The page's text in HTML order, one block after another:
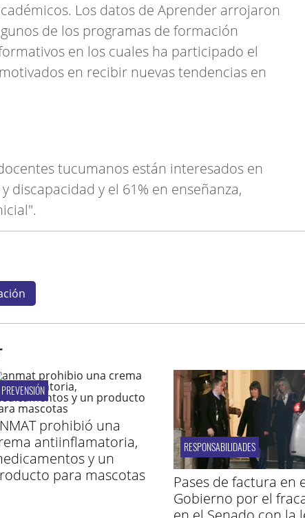
Los datos de Aprender arrojaron
de los programas de formación
en los cuales ha participado el
en recibir nuevas tendencias en
tucumanos están interesados en
discapacidad y el 61% en enseñanza,
PREVENSIÓN
prohibió una
antiinflamatoria,
y un
para mascotas
RESPONSABILIDADES
Pases de factura en
Gobierno por el